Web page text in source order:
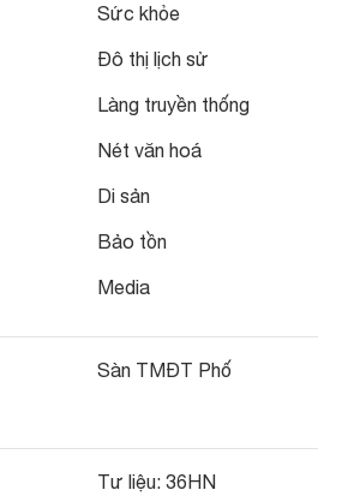
Sức khỏe
Đô thị lịch sử
Làng truyền thống
Nét văn hoá
Di sản
Bảo tồn
Media
Sàn TMĐT Phố
Tư liệu: 36HN